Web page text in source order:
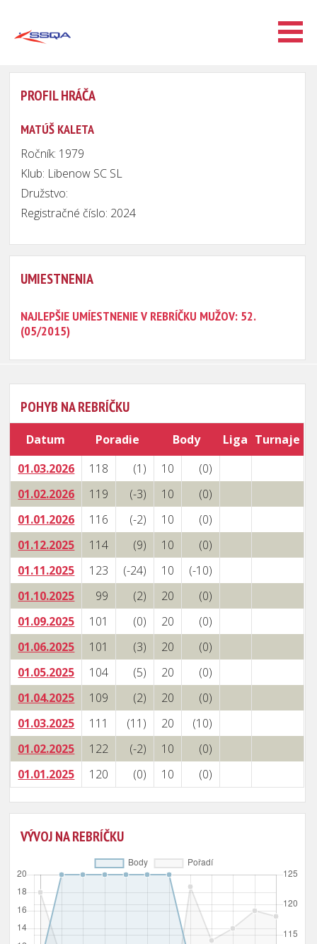
PROFIL HRÁČA
MATÚŠ KALETA
Ročník: 1979
Klub: Libenow SC SL
Družstvo:
Registračné číslo: 2024
UMIESTNENIA
NAJLEPŠIE UMÍESTNENIE V REBRÍČKU MUŽOV: 52.
(05/2015)
POHYB NA REBRÍČKU
Datum Poradie Body Liga Turnaje
01.03.2026
118 (1) 10
(0)
01.02.2026
119 (-3) 10
(0)
01.01.2026
116 (-2) 10
(0)
01.12.2025
114 (9) 10
(0)
01.11.2025
123 (-24) 10
(-10)
01.10.2025
99 (2) 20
(0)
01.09.2025
101 (0) 20
(0)
01.06.2025
101 (3) 20
(0)
01.05.2025
104 (5) 20
(0)
01.04.2025
109 (2) 20
(0)
01.03.2025
111 (11) 20
(10)
01.02.2025
122 (-2) 10
(0)
01.01.2025
120 (0) 10 (0)
VÝVOJ NA REBRÍČKU